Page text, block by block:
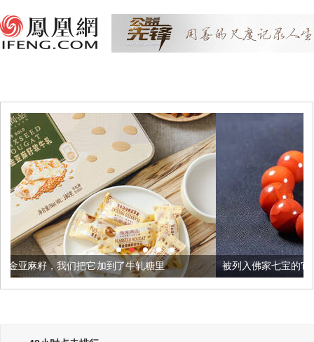
加到了牛轧糖里 被列入佛家七宝的它到底有多美？